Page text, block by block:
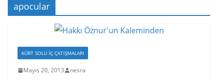
apocular
KÜRT SOLU İÇ ÇATIŞMALARI
Mayıs 20, 2013 nesra